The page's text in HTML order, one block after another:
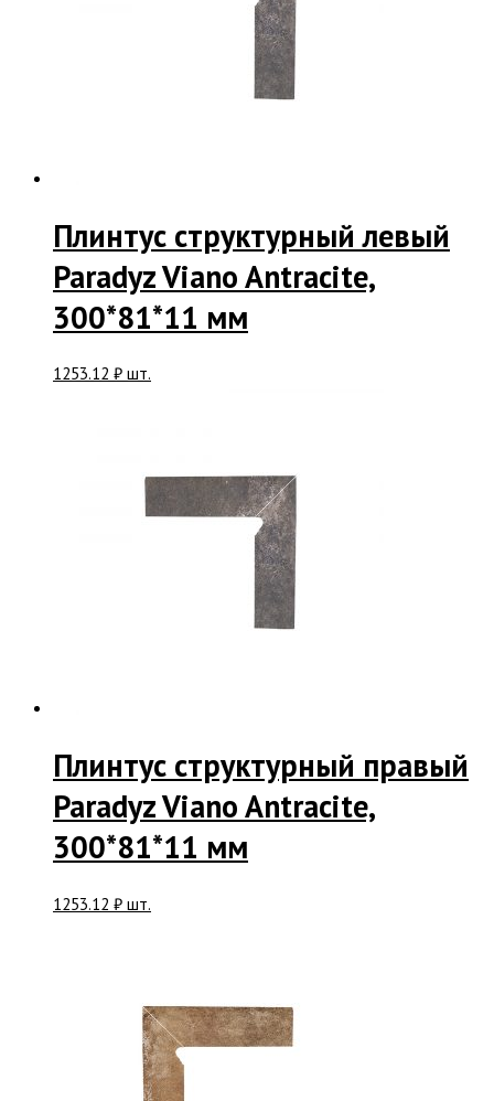
Плинтус структурный левый
Paradyz Viano Antracite,
300*81*11 мм
1253.12 ₽ шт.
Плинтус структурный правый
Paradyz Viano Antracite,
300*81*11 мм
1253.12 ₽ шт.